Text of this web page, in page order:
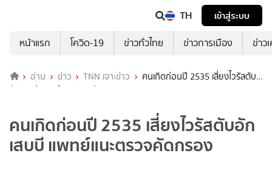
TH
เข้าสู่ระบบ
หน้าแรก
โควิด-19 ข่าวทั่วไทย ข่าวการเมือง ข่าว
อ่าน ข่าว TNN เจาะข่าว
คนเกิดก่อนปี 2535 เสี่ยงไวรัสตับ
อักเสบบี แพทย์แนะตรวจคัดกรอง
คนเกิดก่อนปี 2535 เสี่ยงไวรัสตับอัก
เสบบี แพทย์แนะตรวจคัดกรอง